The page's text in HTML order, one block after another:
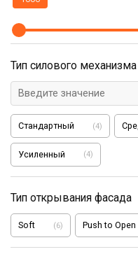
Тип силового механизма
Стандартный (4)
Усиленный (4)
Тип открывания фасада
Soft (6) Push to Open